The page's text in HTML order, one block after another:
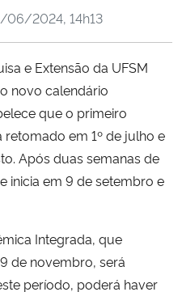
e Comunicações
06/2024, 14h13
e Extensão da UFSM
novo calendário
que o primeiro
em 1º de julho e
Após duas semanas de
inicia em 9 de setembro e
Integrada, que
de novembro, será
período, poderá haver